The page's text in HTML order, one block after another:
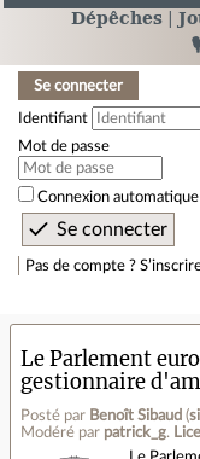
Dépêches
Se connecter
Identifiant
Mot de passe
Connexion automatique
Pas de compte ?
Le Parlement
gestionnaire
Posté par Benoît Sibaud (
Modéré par patrick_g.